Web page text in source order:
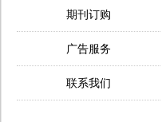
期刊订购
广告服务
联系我们